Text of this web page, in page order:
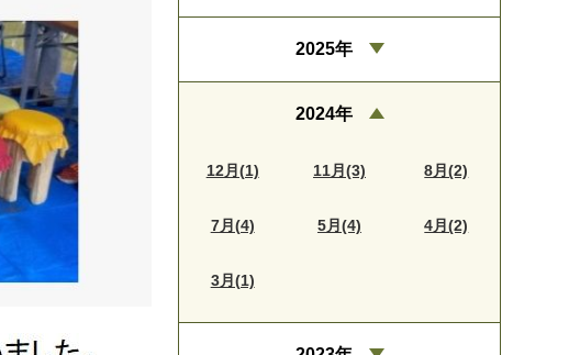
2025年
2024年
12月(1) 11月(3) 8月(2)
7月(4) 5月(4) 4月(2)
3月(1)